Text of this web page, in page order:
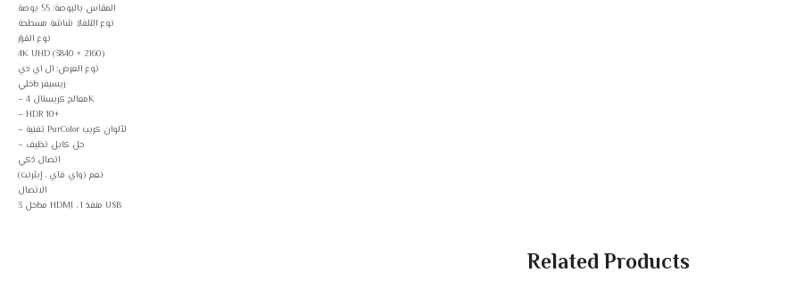
المقاس بالبوصة: 55 بوصة
نوع التلفاز: شاشة مسطحة
نوع القرار
4K UHD (3840 × 2160)
نوع العرض: ال اي دي
ريسيفر داخلي
– معالج كريستال 4K
– HDR 10+
– تقنية PurColor لألوان كريب
– حل كابل نظيف
اتصال ذكي
نعم (واي فاي ، إيثرنت)
الاتصال
3 مداخل HDMI ، 1 منفذ USB
Related Products